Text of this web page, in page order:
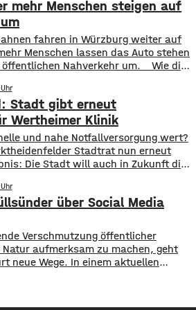
Schwerlastverkehr aufgrund der
der Nassachbrücke in Haßfurt
hat. Durch die Begrenzung der
soll das über 50 Jahre
mehr Menschen steigen auf
fahren in Würzburg weiter auf
Menschen lassen das Auto stehen
öffentlichen Nahverkehr um. ​Wie die
wie nie zuvor. Insgesamt
Menschen im öffentlichen
​Besonders deutlich zeigt sich
Stadt gibt erneut
Wertheimer Klinik
und nahe Notfallversorgung wert?
Stadtrat nun erneut
Die Stadt will auch in Zukunft die
​Über 31.000 Euro fließen in
Förderverein des
Allein im letzten Jahr haben sich
über Social Media
Verschmutzung öffentlicher
aufmerksam zu machen, geht
neue Wege. In einem aktuellen